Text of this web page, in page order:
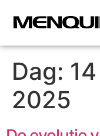
Dag:
2025